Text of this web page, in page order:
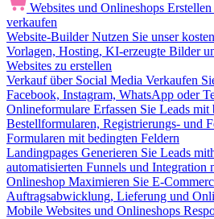
Websites und Onlineshops
verkaufen
Website-Builder Nutzen Sie unser
Vorlagen, Hosting, KI-erzeugte Bilder
Websites zu erstellen
Verkauf über Social Media Verkaufen
Facebook, Instagram, WhatsApp oder
Onlineformulare Erfassen Sie Leads mit
Bestellformularen, Registrierungs- und
Formularen mit bedingten Feldern
Landingpages Generieren Sie Leads
automatisierten Funnels und
Onlineshop Maximieren Sie E-
Auftragsabwicklung, Lieferung und
Mobile Websites und Onlineshops